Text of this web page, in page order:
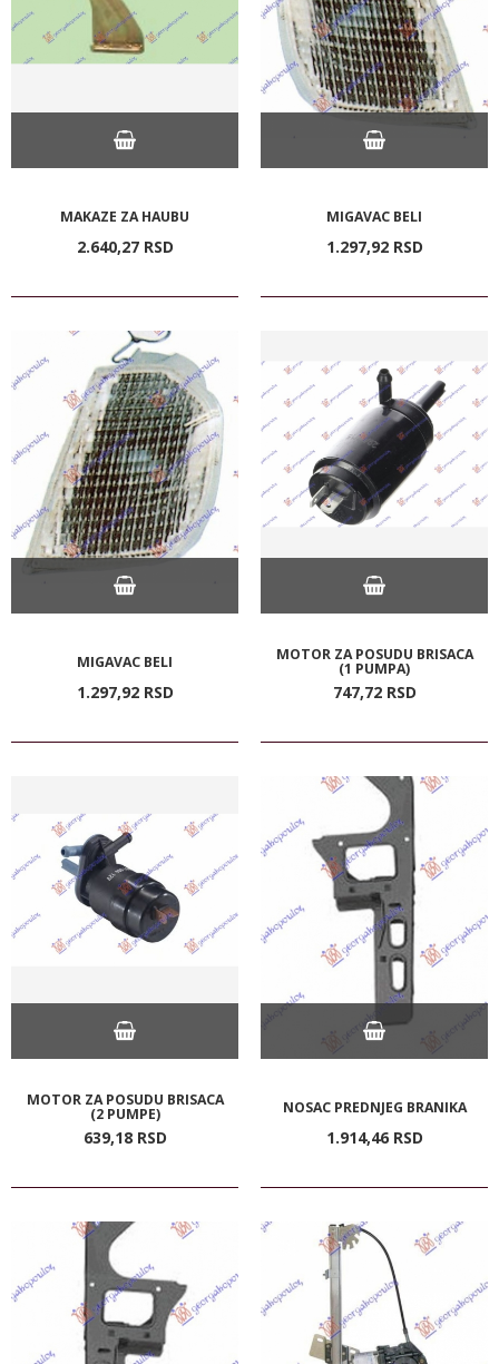
MAKAZE ZA HAUBU
2.640,27 RSD
MIGAVAC BELI
1.297,92 RSD
MIGAVAC BELI
1.297,92 RSD
MOTOR ZA POSUDU BRISACA
(1 PUMPA)
747,72 RSD
MOTOR ZA POSUDU BRISACA
(2 PUMPE)
639,18 RSD
NOSAC PREDNJEG BRANIKA
1.914,46 RSD